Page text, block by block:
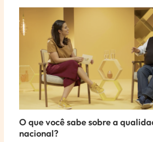
O que você sabe sobre a
nacional?